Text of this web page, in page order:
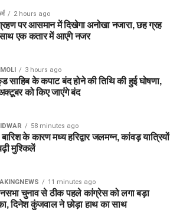
2 hours ago
पर आसमान में दिखेगा अनोखा नजारा, छह ग्रह
एक कतार में आएंगे नजर
3 hours ago
साहिब के कपाट बंद होने की तिथि की हुई घोषणा,
को किए जाएंंगे बंद
58 minutes ago
बारिश के कारण मध्य हरिद्वार जलमग्न, कांवड़ यात्रियों
मुश्किलें
11 minutes ago
चुनाव से ठीक पहले कांग्रेस को लगा बड़ा
दिनेश कुंजवाल ने छोड़ा हाथ का साथ